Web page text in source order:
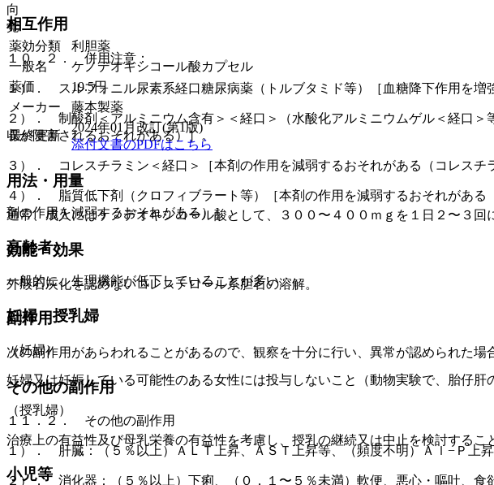
相互作用
１０．２． 併用注意：
１）． スルフォニル尿素系経口糖尿病薬（トルブタミド等）［血糖降下作用を増
２）． 制酸剤＜アルミニウム含有＞＜経口＞（水酸化アルミニウムゲル＜経口
収が阻害されるおそれがある）］。
３）． コレスチラミン＜経口＞［本剤の作用を減弱するおそれがある（コレスチ
４）． 脂質低下剤（クロフィブラート等）［本剤の作用を減弱するおそれがあ
剤の作用を減弱するおそれがある）］。
高齢者
一般的に、生理機能が低下していることが多い。
妊婦・授乳婦
（妊婦）
妊婦又は妊娠している可能性のある女性には投与しないこと（動物実験で、胎仔肝
（授乳婦）
治療上の有益性及び母乳栄養の有益性を考慮し、授乳の継続又は中止を検討するこ
小児等
向
覚
薬効分類
利胆薬
一般名
ケノデオキシコール酸カプセル
薬価
19.5円
メーカー
藤本製薬
最終更新
2024年01月改訂(第1版)
添付文書のPDFはこちら
用法・用量
通常、成人にはケノデオキシコール酸として、３００〜４００ｍｇを１日２〜３
効能・効果
外殻石灰化を認めないコレステロール系胆石の溶解。
副作用
次の副作用があらわれることがあるので、観察を十分に行い、異常が認められた場
その他の副作用
１１．２． その他の副作用
１）． 肝臓：（５％以上）ＡＬＴ上昇、ＡＳＴ上昇等、（頻度不明）Ａｌ−Ｐ上
２）． 消化器：（５％以上）下痢、（０．１〜５％未満）軟便、悪心・嘔吐、食